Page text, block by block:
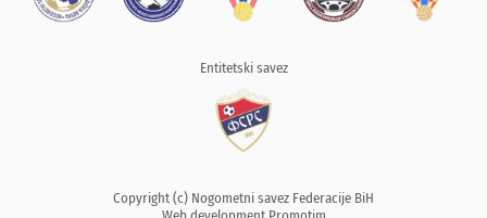
Entitetski savez
Copyright (c) Nogometni savez Federacije BiH